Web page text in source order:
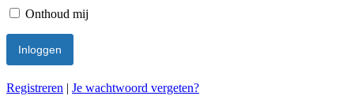
Onthoud mij
Registreren | Je wachtwoord vergeten?